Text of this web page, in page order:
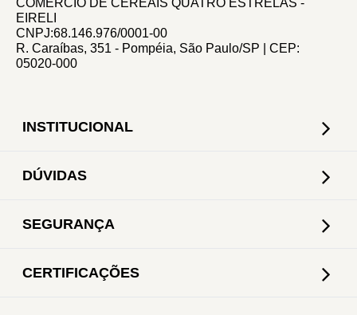
EIRELI
CNPJ:68.146.976/0001-00
R. Caraíbas, 351 - Pompéia, São Paulo/SP | CEP:
05020-000
INSTITUCIONAL
DÚVIDAS
SEGURANÇA
CERTIFICAÇÕES